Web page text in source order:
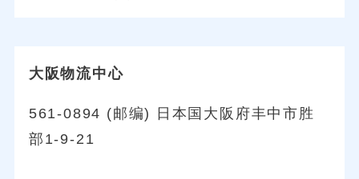
大阪物流中心
561-0894 (邮编) 日本国大阪府丰中市胜
部1-9-21